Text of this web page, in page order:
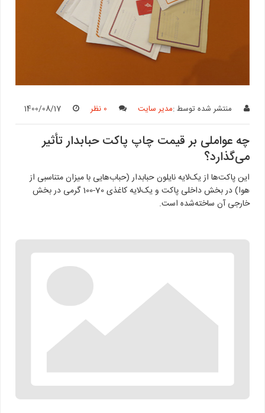
منتشر شده توسط :مدیر سایت 0 نظر 1400/08/17
چه عواملی بر قیمت چاپ پاکت حبابدار تأثیر
می‌گذارد؟
این پاکت‌ها از یک‌لایه نایلون حبابدار (حباب‌هایی با میزان متناسبی از
هوا) در بخش داخلی پاکت و یک‌لایه کاغذی 70-100 گرمی در بخش
خارجی آن ساخته‌شده است.